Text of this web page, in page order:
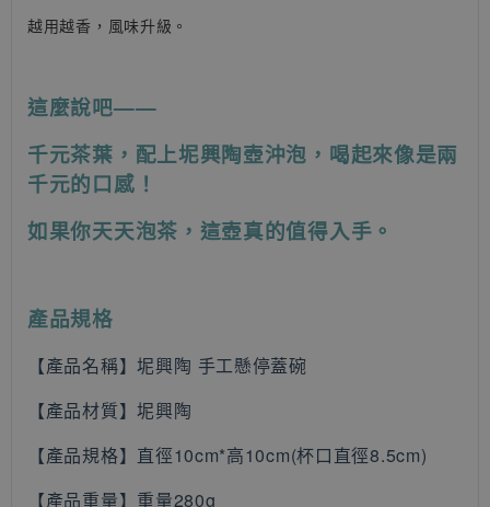
越用越香，風味升級。
這麼說吧——
千元茶葉，配上坭興陶壺沖泡，喝起來像是兩
千元的口感！
如果你天天泡茶，這壺真的值得入手。
產品規格
【產品名稱】坭興陶 手工懸停蓋碗
【產品材質】坭興陶
【產品規格】直徑10cm*高10cm(杯口直徑8.5cm)
【產品重量】 重量280g